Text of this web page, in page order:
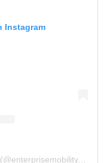
Instagram
(@enterprisemobility.careers.uk